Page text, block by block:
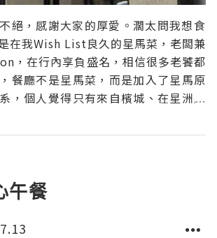
絕，感謝大家的厚愛。濶太問我想食
在我Wish List良久的星馬菜，老闆兼
，在行內享負盛名，相信很多老饕都
餐廳不是星馬菜，而是加入了星馬原
，個人覺得只有來自檳城、在星洲成
來吃Weekend Brunch，五款頭盤任
一款，
午餐